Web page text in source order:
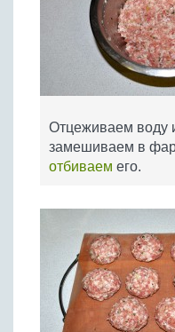
Отцеживаем воду
замешиваем в
отбиваем его.